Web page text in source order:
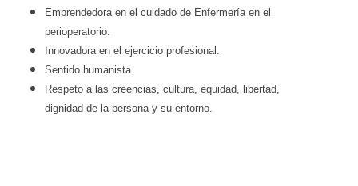
Emprendedora en el cuidado de Enfermería en el
perioperatorio.
Innovadora en el ejercicio profesional.
Sentido humanista.
Respeto a las creencias, cultura, equidad, libertad,
dignidad de la persona y su entorno.